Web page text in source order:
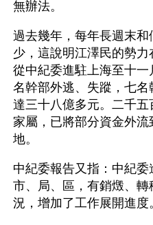
無辦法。
過去幾年，每年長週末
少，這說明江澤民的勢
從中紀委進駐上海至十
名幹部外逃、失蹤，七
達三十八億多元。二千
家屬，已將部分資金外
地。
中紀委報告又指：中紀
市、局、區，有銷燬、
況，增加了工作展開進度